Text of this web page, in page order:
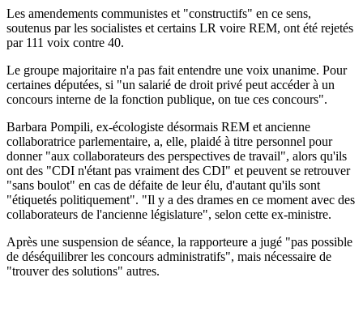
Les amendements communistes et "constructifs" en ce sens,
soutenus par les socialistes et certains LR voire REM, ont été rejetés
par 111 voix contre 40.
Le groupe majoritaire n'a pas fait entendre une voix unanime. Pour
certaines députées, si "un salarié de droit privé peut accéder à un
concours interne de la fonction publique, on tue ces concours".
Barbara Pompili, ex-écologiste désormais REM et ancienne
collaboratrice parlementaire, a, elle, plaidé à titre personnel pour
donner "aux collaborateurs des perspectives de travail", alors qu'ils
ont des "CDI n'étant pas vraiment des CDI" et peuvent se retrouver
"sans boulot" en cas de défaite de leur élu, d'autant qu'ils sont
"étiquetés politiquement". "Il y a des drames en ce moment avec des
collaborateurs de l'ancienne législature", selon cette ex-ministre.
Après une suspension de séance, la rapporteure a jugé "pas possible
de déséquilibrer les concours administratifs", mais nécessaire de
"trouver des solutions" autres.